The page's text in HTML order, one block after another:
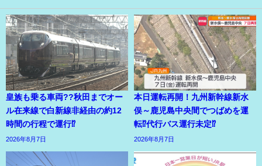
皇族も乗る車両??秋田までオー
ル在来線で白新線非経由の約12
時間の行程で運行⁉
2026年8月7日
本日運転再開！九州新幹線新水
俣～鹿児島中央間でつばめを運
転⁉代行バス運行未定⁉
2026年8月7日